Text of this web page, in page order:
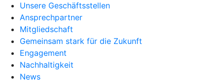
Unsere Geschäftsstellen
Ansprechpartner
Mitgliedschaft
Gemeinsam stark für die Zukunft
Engagement
Nachhaltigkeit
News